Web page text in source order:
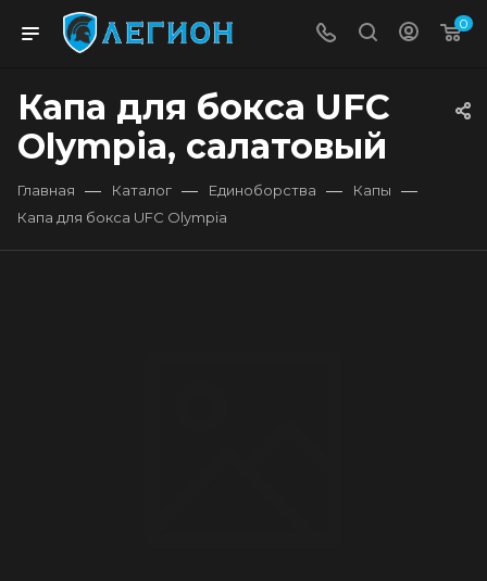
0
Капа для бокса UFC
Olympia, салатовый
Главная — Каталог — Единоборства — Капы —
Капа для бокса UFC Olympia